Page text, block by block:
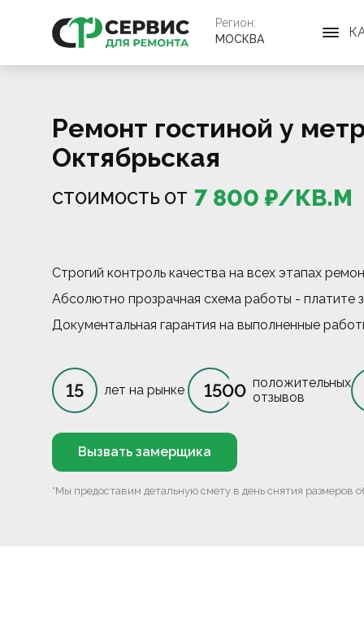
Регион:
МОСКВА
Ремонт гостиной у
Октябрьская
СТОИМОСТЬ ОТ 7 800 ₽/КВ.М
Строгий контроль качества на всех этапах
Абсолютно прозрачная схема работы - платите
Документальная гарантия на выполненные
15 лет на рынке 1500 положительных
отзывов
Вызвать замерщика
*Мы предоставим детальную смету в день снятия размеров